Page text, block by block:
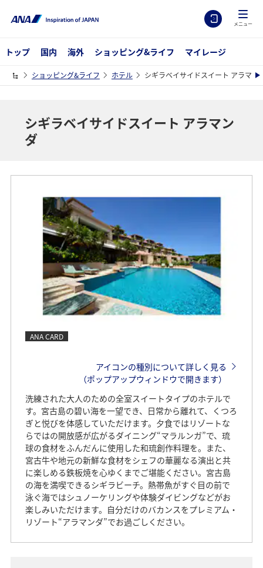
メニュー
トップ 国内 海外 ショッピング&ライフ マイレージ
ショッピング&ライフ ホテル シギラベイサイドスイート アラマン
シギラベイサイドスイート アラマン
ダ
ANA CARD
アイコンの種別について詳しく見る
（ポップアップウィンドウで開きます）
洗練された大人のための全室スイートタイプのホテルで
す。宮古島の碧い海を一望でき、日常から離れて、くつろ
ぎと悦びを体感していただけます。夕食ではリゾートな
らではの開放感が広がるダイニング“マラルンガ”で、琉
球の食材をふんだんに使用した和琉創作料理を。また、
宮古牛や地元の新鮮な食材をシェフの華麗なる演出と共
に楽しめる鉄板焼を心ゆくまでご堪能ください。宮古島
の海を満喫できるシギラビーチ。熱帯魚がすぐ目の前で
泳ぐ海ではシュノーケリングや体験ダイビングなどがお
楽しみいただけます。自分だけのバカンスをプレミアム・
リゾート“アラマンダ”でお過ごしください。